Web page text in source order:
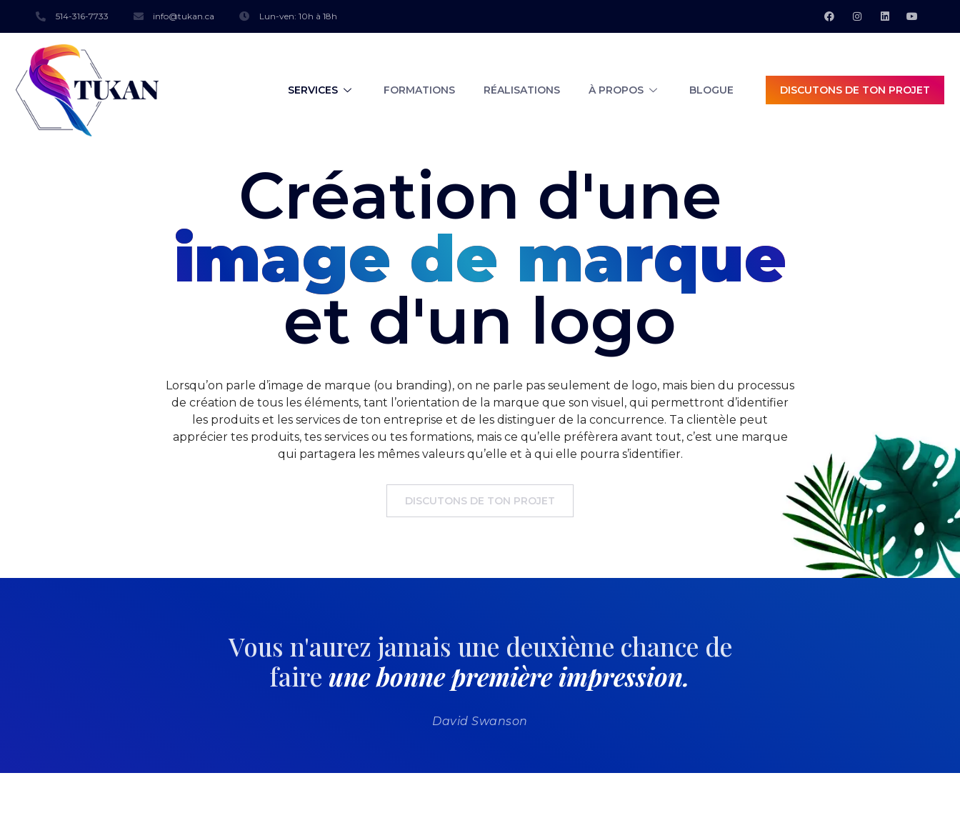
514-316-7733 info@tukan.ca Lun-ven: 10h à 18h
SERVICES FORMATIONS RÉALISATIONS À PROPOS BLOGUE DISCUTONS DE TON PROJET
Création d'une
image de marque
et d'un logo
Lorsqu’on parle d’image de marque (ou branding), on ne parle pas seulement de logo, mais bien du processus
de création de tous les éléments, tant l’orientation de la marque que son visuel, qui permettront d’identifier
les produits et les services de ton entreprise et de les distinguer de la concurrence. Ta clientèle peut
apprécier tes produits, tes services ou tes formations, mais ce qu’elle préfèrera avant tout, c’est une marque
qui partagera les mêmes valeurs qu’elle et à qui elle pourra s’identifier.
DISCUTONS DE TON PROJET
Vous n'aurez jamais une deuxième chance de
faire une bonne première impression.
David Swanson